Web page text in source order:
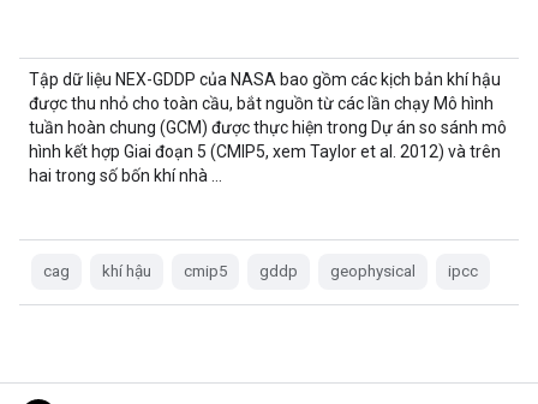
Tập dữ liệu NEX-GDDP của NASA bao gồm các kịch bản khí hậu
được thu nhỏ cho toàn cầu, bắt nguồn từ các lần chạy Mô hình
tuần hoàn chung (GCM) được thực hiện trong Dự án so sánh mô
hình kết hợp Giai đoạn 5 (CMIP5, xem Taylor et al. 2012) và trên
hai trong số bốn khí nhà …
cag khí hậu cmip5 gddp geophysical ipcc